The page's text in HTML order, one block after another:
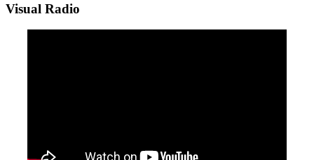
Visual Radio